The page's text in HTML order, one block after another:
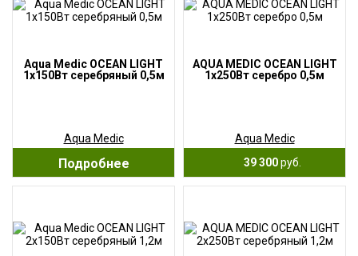
Aqua Medic OCEAN LIGHT
1х150Вт серебряный 0,5м
Aqua Medic
Подробнее
AQUA MEDIC OCEAN LIGHT
1х250Вт серебро 0,5м
Aqua Medic
39 300руб.